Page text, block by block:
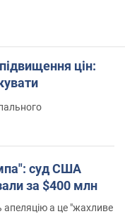
цін:
суд США
за $400 млн
а це "жахливе